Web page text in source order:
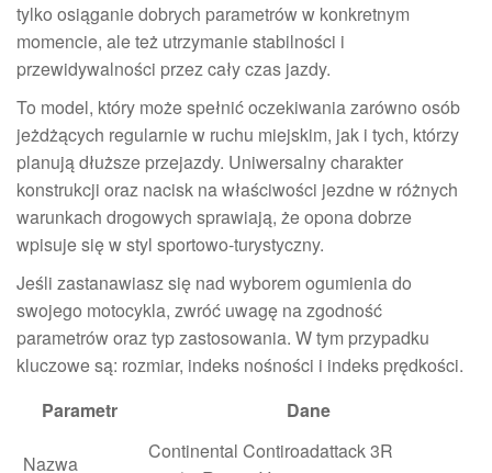
tylko osiąganie dobrych parametrów w konkretnym
momencie, ale też utrzymanie stabilności i
przewidywalności przez cały czas jazdy.
To model, który może spełnić oczekiwania zarówno osób
jeżdżących regularnie w ruchu miejskim, jak i tych, którzy
planują dłuższe przejazdy. Uniwersalny charakter
konstrukcji oraz nacisk na właściwości jezdne w różnych
warunkach drogowych sprawiają, że opona dobrze
wpisuje się w styl sportowo-turystyczny.
Jeśli zastanawiasz się nad wyborem ogumienia do
swojego motocykla, zwróć uwagę na zgodność
parametrów oraz typ zastosowania. W tym przypadku
kluczowe są: rozmiar, indeks nośności i indeks prędkości.
Parametr
Dane
Nazwa
Continental Contiroadattack 3R